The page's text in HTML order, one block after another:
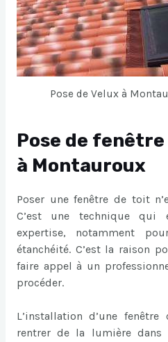
Pose de Velux à
Pose de
à Montauroux
Poser une fenêtre de toit
C’est une technique qui
expertise, notamment
étanchéité. C’est la raison
faire appel à un
procéder.
L’installation d’une
rentrer de la lumière dans